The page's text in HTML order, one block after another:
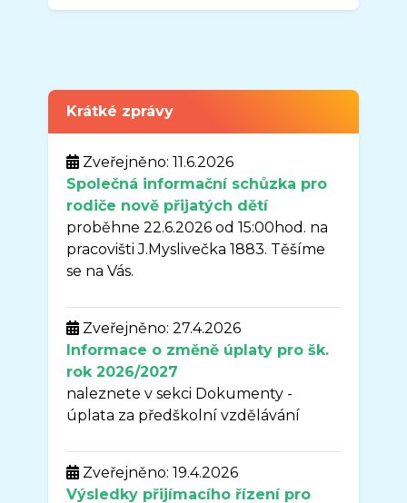
Krátké zprávy
Zveřejněno: 11.6.2026
Společná informační schůzka pro
rodiče nově přijatých dětí
proběhne 22.6.2026 od 15:00hod. na
pracovišti J.Myslivečka 1883. Těšíme
se na Vás.
Zveřejněno: 27.4.2026
Informace o změně úplaty pro šk.
rok 2026/2027
naleznete v sekci Dokumenty -
úplata za předškolní vzdělávání
Zveřejněno: 19.4.2026
Výsledky přijímacího řízení pro